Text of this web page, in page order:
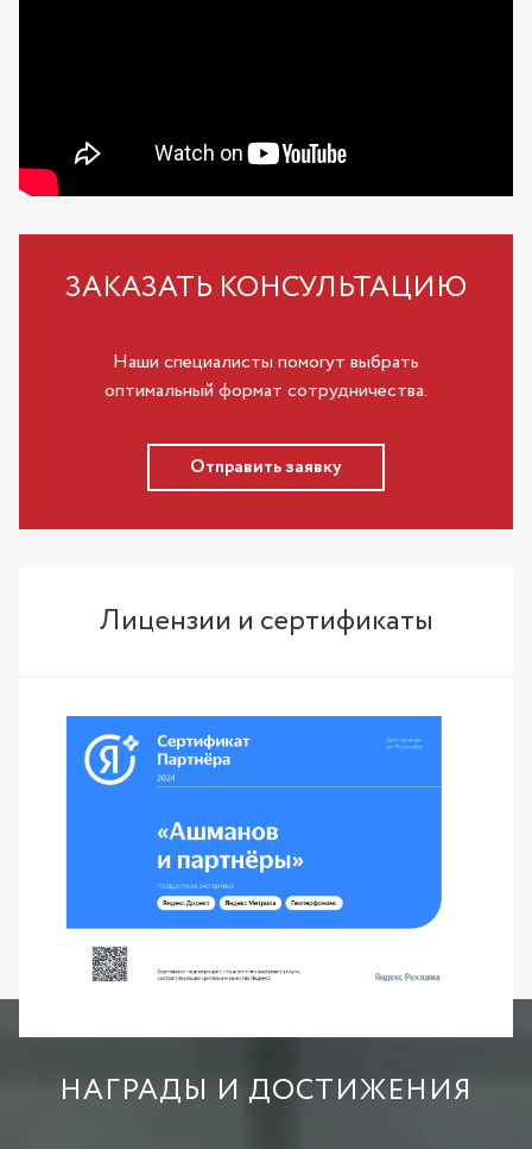
ЗАКАЗАТЬ КОНСУЛЬТАЦИЮ
Наши специалисты помогут выбрать
оптимальный формат сотрудничества.
Отправить заявку
Лицензии и сертификаты
НАГРАДЫ И ДОСТИЖЕНИЯ